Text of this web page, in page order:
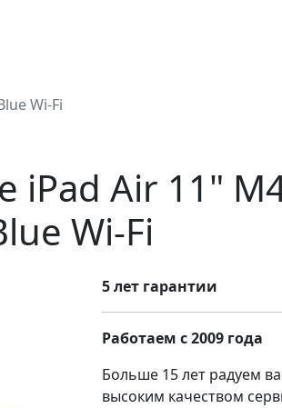
Wi-Fi
iPad Air 11"
Wi-Fi
5 лет гарантии
Работаем с 2009 года
Больше 15 лет радуем
высоким качеством